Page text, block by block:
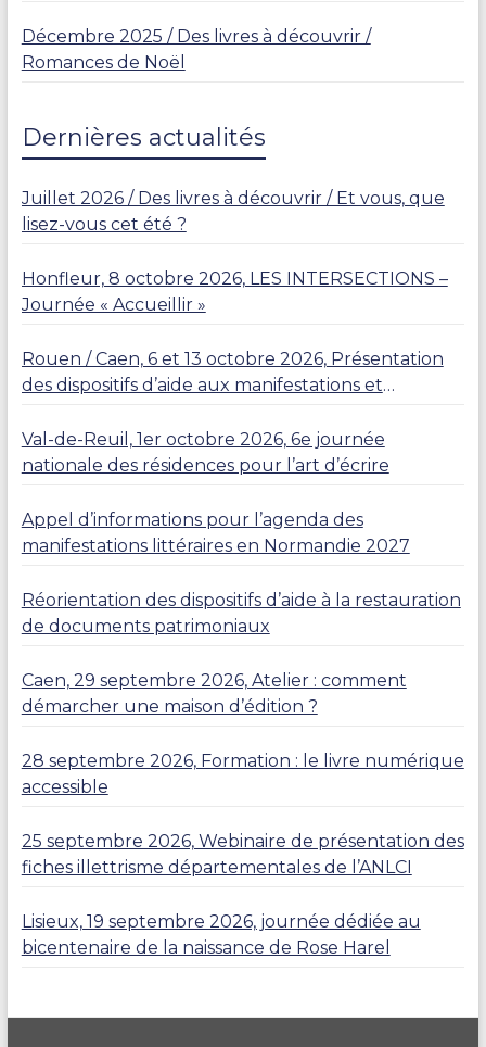
Décembre 2025 / Des livres à découvrir /
Romances de Noël
Dernières actualités
Juillet 2026 / Des livres à découvrir / Et vous, que
lisez-vous cet été ?
Honfleur, 8 octobre 2026, LES INTERSECTIONS –
Journée « Accueillir »
Rouen / Caen, 6 et 13 octobre 2026, Présentation
des dispositifs d’aide aux manifestations et
Val-de-Reuil, 1er octobre 2026, 6e journée
nationale des résidences pour l’art d’écrire
Appel d’informations pour l’agenda des
manifestations littéraires en Normandie 2027
Réorientation des dispositifs d’aide à la restauration
de documents patrimoniaux
Caen, 29 septembre 2026, Atelier : comment
démarcher une maison d’édition ?
28 septembre 2026, Formation : le livre numérique
accessible
25 septembre 2026, Webinaire de présentation des
fiches illettrisme départementales de l’ANLCI
Lisieux, 19 septembre 2026, journée dédiée au
bicentenaire de la naissance de Rose Harel